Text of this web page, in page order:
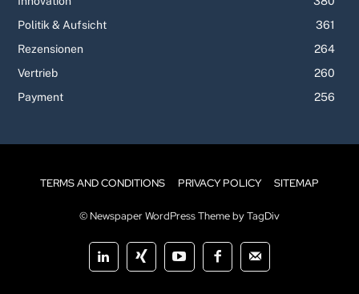
Politik & Aufsicht
361
Rezensionen
264
Vertrieb
260
Payment
256
TERMS AND CONDITIONS PRIVACY POLICY SITEMAP
© Newspaper WordPress Theme by TagDiv